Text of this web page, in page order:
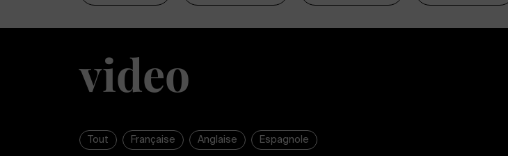
video
Tout Française Anglaise Espagnole